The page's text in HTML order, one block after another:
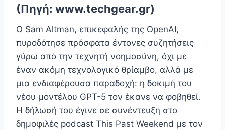
(Πηγή: www.techgear.gr)
Ο Sam Altman, επικεφαλής της OpenAI,
πυροδότησε πρόσφατα έντονες συζητήσεις
γύρω από την τεχνητή νοημοσύνη, όχι με
έναν ακόμη τεχνολογικό θρίαμβο, αλλά με
μια ενδιαφέρουσα παραδοχή: η δοκιμή του
νέου μοντέλου GPT-5 τον έκανε να φοβηθεί.
Η δήλωσή του έγινε σε συνέντευξη στο
δημοφιλές podcast This Past Weekend με τον